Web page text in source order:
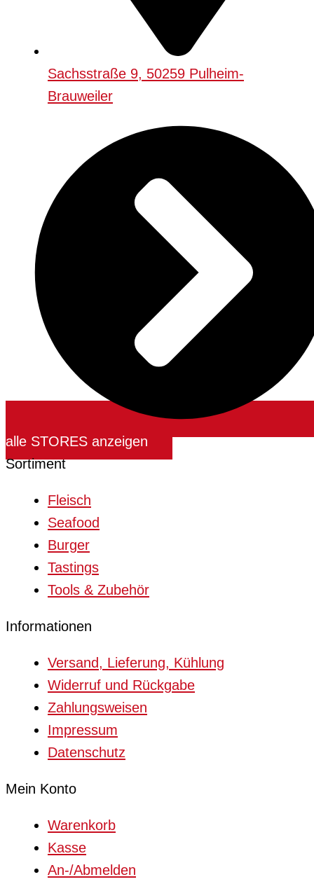
Sachsstraße 9, 50259 Pulheim-
Brauweiler
alle STORES anzeigen
Sortiment
Fleisch
Seafood
Burger
Tastings
Tools & Zubehör
Informationen
Versand, Lieferung, Kühlung
Widerruf und Rückgabe
Zahlungsweisen
Impressum
Datenschutz
Mein Konto
Warenkorb
Kasse
An-/Abmelden